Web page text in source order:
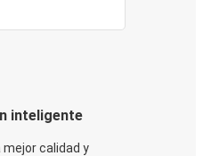
inteligente
mejor calidad y